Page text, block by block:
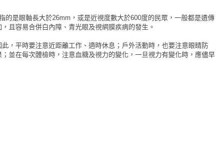
的是眼軸長大於26mm，或是近視度數大於600度的民眾，一般都是遺傳
且容易合併白內障、青光眼及視網膜疾病的發生。
，平時要注意近距離工作、適時休息；戶外活動時，也要注意眼睛防
並在每次體檢時，注意血糖及視力的變化，一旦視力有變化時，應儘早